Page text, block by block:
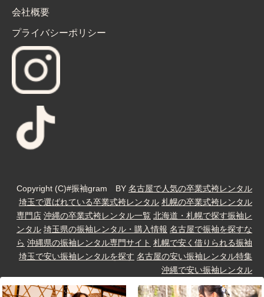
会社概要
プライバシーポリシー
Copyright (C)#振袖gram BY 名古屋で人気の卒業式袴レンタル
埼玉で選ばれている卒業式袴レンタル 札幌の卒業式袴レンタル
専門店 沖縄の卒業式袴レンタル一覧 北海道・札幌で探す振袖レ
ンタル 埼玉県の振袖レンタル・購入情報 名古屋で振袖を探すな
ら 沖縄県の振袖レンタル専門サイト 札幌で安く借りられる振袖
埼玉で安い振袖レンタルを探す 名古屋の安い振袖レンタル特集
沖縄で安い振袖レンタル